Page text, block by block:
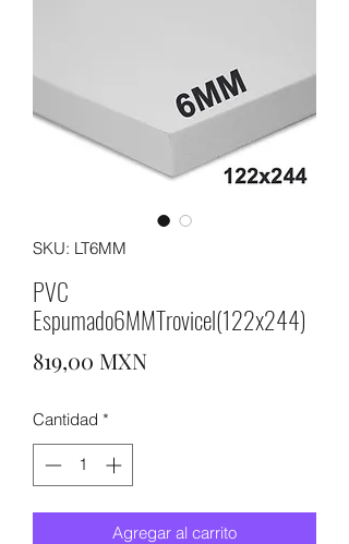
SKU: LT6MM
PVC
Espumado6MMTrovicel(122x244)
819,00 MXNPrecio
Cantidad *
Agregar al carrito